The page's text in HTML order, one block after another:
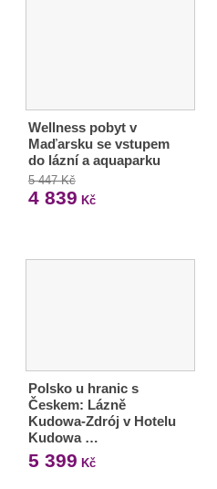
Wellness pobyt v
Maďarsku se vstupem
do lázní a aquaparku
5 447 Kč
4 839 Kč
Polsko u hranic s
Českem: Lázně
Kudowa-Zdrój v Hotelu
Kudowa …
5 399 Kč